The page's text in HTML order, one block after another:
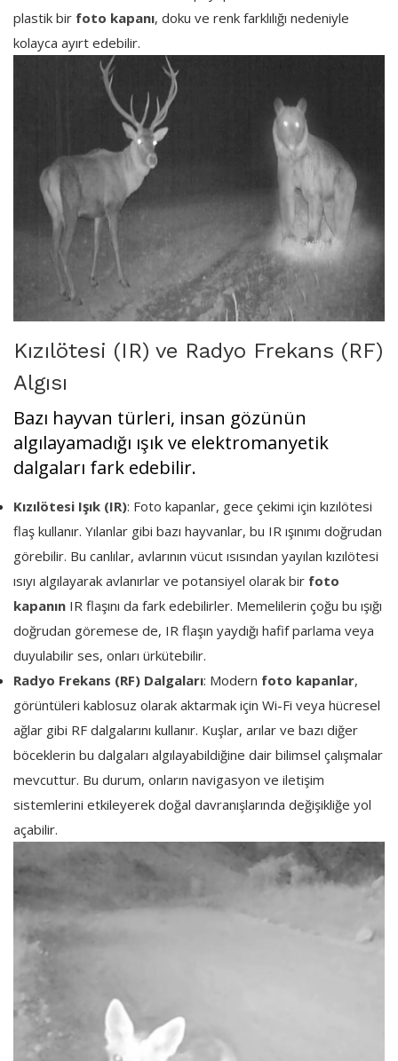
plastik bir foto kapanı, doku ve renk farklılığı nedeniyle
kolayca ayırt edebilir.
Kızılötesi (IR) ve Radyo Frekans (RF)
Algısı
Bazı hayvan türleri, insan gözünün
algılayamadığı ışık ve elektromanyetik
dalgaları fark edebilir.
Kızılötesi Işık (IR): Foto kapanlar, gece çekimi için kızılötesi
flaş kullanır. Yılanlar gibi bazı hayvanlar, bu IR ışınımı doğrudan
görebilir. Bu canlılar, avlarının vücut ısısından yayılan kızılötesi
ısıyı algılayarak avlanırlar ve potansiyel olarak bir foto
kapanın IR flaşını da fark edebilirler. Memelilerin çoğu bu ışığı
doğrudan göremese de, IR flaşın yaydığı hafif parlama veya
duyulabilir ses, onları ürkütebilir.
Radyo Frekans (RF) Dalgaları: Modern foto kapanlar,
görüntüleri kablosuz olarak aktarmak için Wi-Fi veya hücresel
ağlar gibi RF dalgalarını kullanır. Kuşlar, arılar ve bazı diğer
böceklerin bu dalgaları algılayabildiğine dair bilimsel çalışmalar
mevcuttur. Bu durum, onların navigasyon ve iletişim
sistemlerini etkileyerek doğal davranışlarında değişikliğe yol
açabilir.